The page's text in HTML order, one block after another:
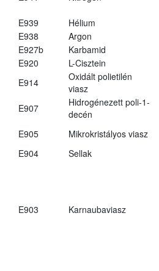
E939
Hélium
E938
Argon
E927b
Karbamid
E920
L-Cisztein
E914
Oxidált polietilén
viasz
E907
Hidrogénezett poli-1-
decén
E905 Mikrokristályos viasz
E904
Sellak
E903 Karnaubaviasz